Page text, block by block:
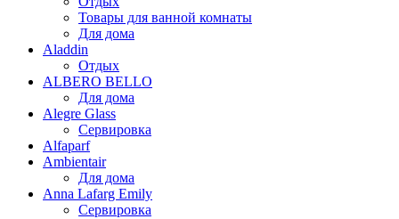
Товары для ванной комнаты
Для дома
Aladdin
Отдых
ALBERO BELLO
Для дома
Alegre Glass
Сервировка
Alfaparf
Ambientair
Для дома
Anna Lafarg Emily
Сервировка